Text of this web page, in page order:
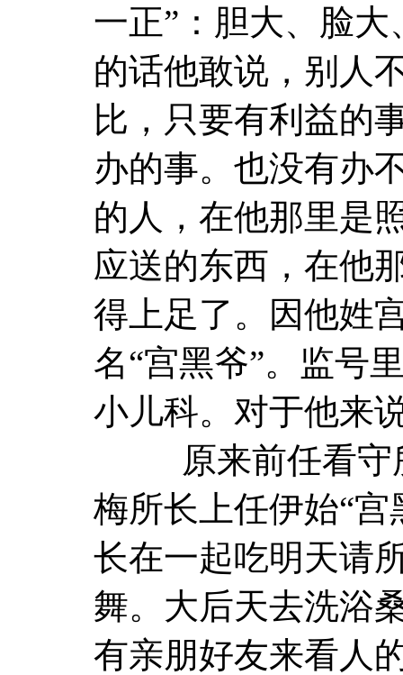
一正”：胆大、脸
的话他敢说，别人
比，只要有利益的
办的事。也没有办
的人，在他那里是
应送的东西，在他
得上足了。因他姓
名“宫黑爷”。监号
小儿科。对于他来
原来前任看守所
梅所长上任伊始“
长在一起吃明天请
舞。大后天去洗浴
有亲朋好友来看人